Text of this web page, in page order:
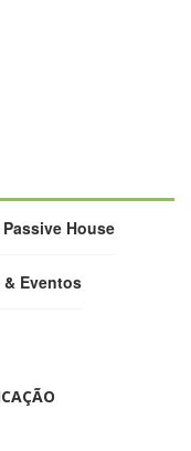
House
& Eventos